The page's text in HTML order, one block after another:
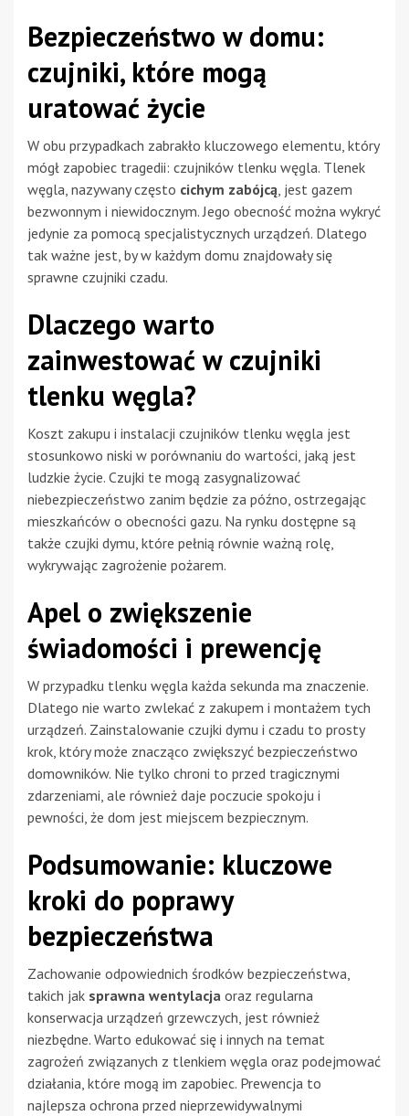
Bezpieczeństwo w domu:
czujniki, które mogą
uratować życie
W obu przypadkach zabrakło kluczowego elementu, który
mógł zapobiec tragedii: czujników tlenku węgla. Tlenek
węgla, nazywany często cichym zabójcą, jest gazem
bezwonnym i niewidocznym. Jego obecność można wykryć
jedynie za pomocą specjalistycznych urządzeń. Dlatego
tak ważne jest, by w każdym domu znajdowały się
sprawne czujniki czadu.
Dlaczego warto
zainwestować w czujniki
tlenku węgla?
Koszt zakupu i instalacji czujników tlenku węgla jest
stosunkowo niski w porównaniu do wartości, jaką jest
ludzkie życie. Czujki te mogą zasygnalizować
niebezpieczeństwo zanim będzie za późno, ostrzegając
mieszkańców o obecności gazu. Na rynku dostępne są
także czujki dymu, które pełnią równie ważną rolę,
wykrywając zagrożenie pożarem.
Apel o zwiększenie
świadomości i prewencję
W przypadku tlenku węgla każda sekunda ma znaczenie.
Dlatego nie warto zwlekać z zakupem i montażem tych
urządzeń. Zainstalowanie czujki dymu i czadu to prosty
krok, który może znacząco zwiększyć bezpieczeństwo
domowników. Nie tylko chroni to przed tragicznymi
zdarzeniami, ale również daje poczucie spokoju i
pewności, że dom jest miejscem bezpiecznym.
Podsumowanie: kluczowe
kroki do poprawy
bezpieczeństwa
Zachowanie odpowiednich środków bezpieczeństwa,
takich jak sprawna wentylacja oraz regularna
konserwacja urządzeń grzewczych, jest również
niezbędne. Warto edukować się i innych na temat
zagrożeń związanych z tlenkiem węgla oraz podejmować
działania, które mogą im zapobiec. Prewencja to
najlepsza ochrona przed nieprzewidywalnymi